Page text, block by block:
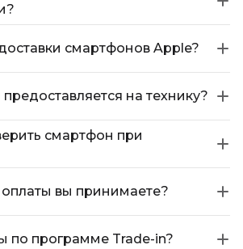
смартфонов Apple?
предоставляется на технику?
смартфон при
вы принимаете?
по программе Trade-in?